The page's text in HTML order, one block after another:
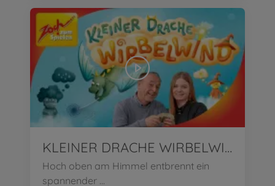
KLEINER DRACHE WIRBELWIND | Wir stellen vor!
Hoch oben am Himmel entbrennt ein
spannender ...